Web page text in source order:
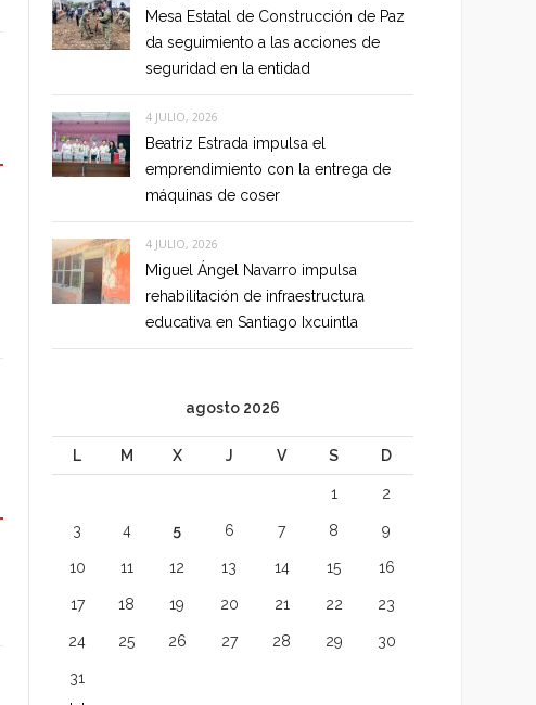
Mesa Estatal de Construcción de Paz
da seguimiento a las acciones de
seguridad en la entidad
4 JULIO, 2026
Beatriz Estrada impulsa el
emprendimiento con la entrega de
máquinas de coser
4 JULIO, 2026
Miguel Ángel Navarro impulsa
rehabilitación de infraestructura
educativa en Santiago Ixcuintla
agosto 2026
L M X J V S D
1 2
3 4 5 6 7 8 9
10 11 12 13 14 15 16
17 18 19 20 21 22 23
24 25 26 27 28 29 30
31